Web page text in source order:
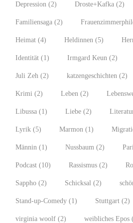
Depression (2) Droste+Kafka (2)
Familiensaga (2)
Heimat (4) Heldinnen (5)
Identität (1) Irmgard Keun (2)
Juli Zeh (2) katzengeschichten (2)
Krimi (2) Leben (2)
Libussa (1) Liebe (2)
Lyrik (5) Marmon (1)
Männin (1) Nussbaum (2)
Podcast (10) Rassismus (2)
Sappho (2) Schicksal (2)
Stand-up-Comedy (1) Stuttgart (2)
virginia woolf (2) weibliches Epos